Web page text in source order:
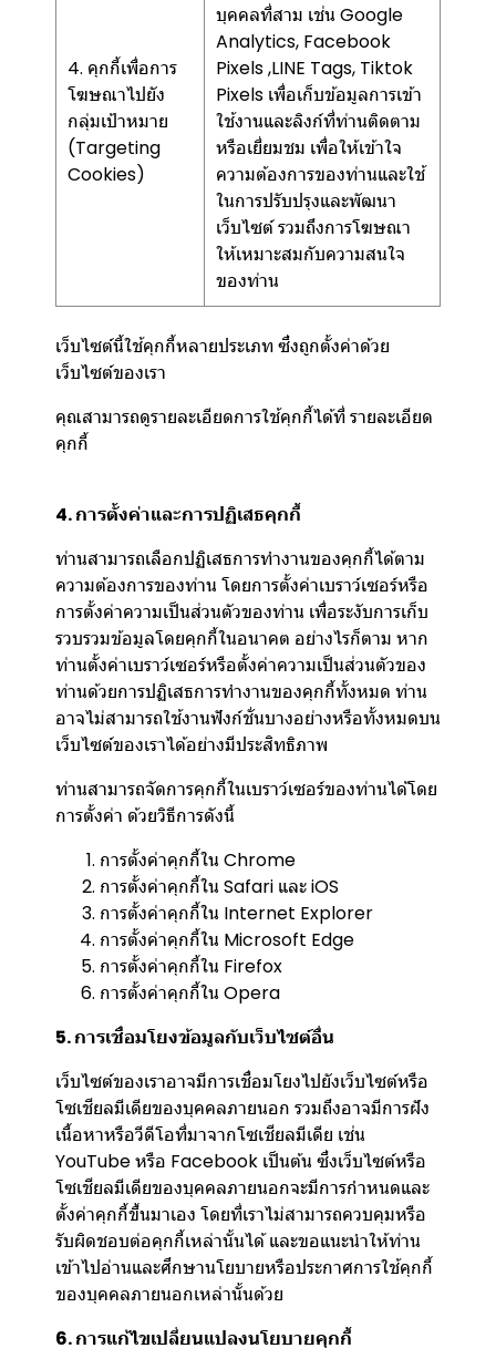
4. คุกกี้เพื่อการ
โฆษณาไปยัง
กลุ่มเป้าหมาย
(Targeting
Cookies)
บุคคลที่สาม เช่น Google
Analytics, Facebook
Pixels ,LINE Tags, Tiktok
Pixels เพื่อเก็บข้อมูลการเข้า
ใช้งานและลิงก์ที่ท่านติดตาม
หรือเยี่ยมชม เพื่อให้เข้าใจ
ความต้องการของท่านและใช้
ในการปรับปรุงและพัฒนา
เว็บไซต์ รวมถึงการโฆษณา
ให้เหมาะสมกับความสนใจ
ของท่าน
เว็บไซต์นี้ใช้คุกกี้หลายประเภท ซึ่งถูกตั้งค่าด้วย
เว็บไซต์ของเรา
คุณสามารถดูรายละเอียดการใช้คุกกี้ได้ที่รายละเอียด
คุกกี้
4. การตั้งค่าและการปฏิเสธคุกกี้
ท่านสามารถเลือกปฏิเสธการทำงานของคุกกี้ได้ตาม
ความต้องการของท่าน โดยการตั้งค่าเบราว์เซอร์หรือ
การตั้งค่าความเป็นส่วนตัวของท่าน เพื่อระงับการเก็บ
รวบรวมข้อมูลโดยคุกกี้ในอนาคต อย่างไรก็ตาม หาก
ท่านตั้งค่าเบราว์เซอร์หรือตั้งค่าความเป็นส่วนตัวของ
ท่านด้วยการปฏิเสธการทำงานของคุกกี้ทั้งหมด ท่าน
อาจไม่สามารถใช้งานฟังก์ชั่นบางอย่างหรือทั้งหมดบน
เว็บไซต์ของเราได้อย่างมีประสิทธิภาพ
ท่านสามารถจัดการคุกกี้ในเบราว์เซอร์ของท่านได้โดย
การตั้งค่า ด้วยวิธีการดังนี้
การตั้งค่าคุกกี้ใน Chrome
การตั้งค่าคุกกี้ใน Safari และiOS
การตั้งค่าคุกกี้ใน Internet Explorer
การตั้งค่าคุกกี้ใน Microsoft Edge
การตั้งค่าคุกกี้ใน Firefox
การตั้งค่าคุกกี้ใน Opera
5. การเชื่อมโยงข้อมูลกับเว็บไซต์อื่น
เว็บไซต์ของเราอาจมีการเชื่อมโยงไปยังเว็บไซต์หรือ
โซเชียลมีเดียของบุคคลภายนอก รวมถึงอาจมีการฝัง
เนื้อหาหรือวีดีโอที่มาจากโซเชียลมีเดีย เช่น
YouTube หรือ Facebook เป็นต้น ซึ่งเว็บไซต์หรือ
โซเชียลมีเดียของบุคคลภายนอกจะมีการกำหนดและ
ตั้งค่าคุกกี้ขึ้นมาเอง โดยที่เราไม่สามารถควบคุมหรือ
รับผิดชอบต่อคุกกี้เหล่านั้นได้ และขอแนะนำให้ท่าน
เข้าไปอ่านและศึกษานโยบายหรือประกาศการใช้คุกกี้
ของบุคคลภายนอกเหล่านั้นด้วย
6. การแก้ไขเปลี่ยนแปลงนโยบายคุกกี้